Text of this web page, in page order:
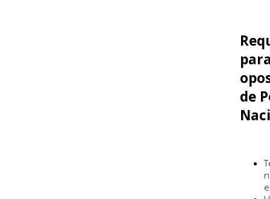
de